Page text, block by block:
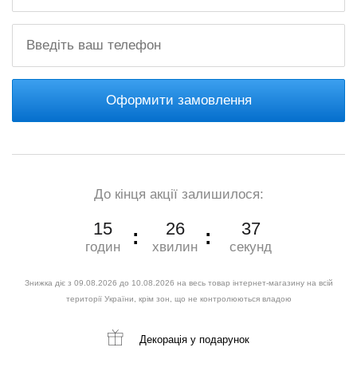
Оформити замовлення
До кінця акції залишилося:
15
годин
26
хвилин
35
секунд
Знижка діє з 09.08.2026 до 10.08.2026 на весь товар інтернет-магазину на всій
території України, крім зон, що не контролюються владою
Декорація у подарунок